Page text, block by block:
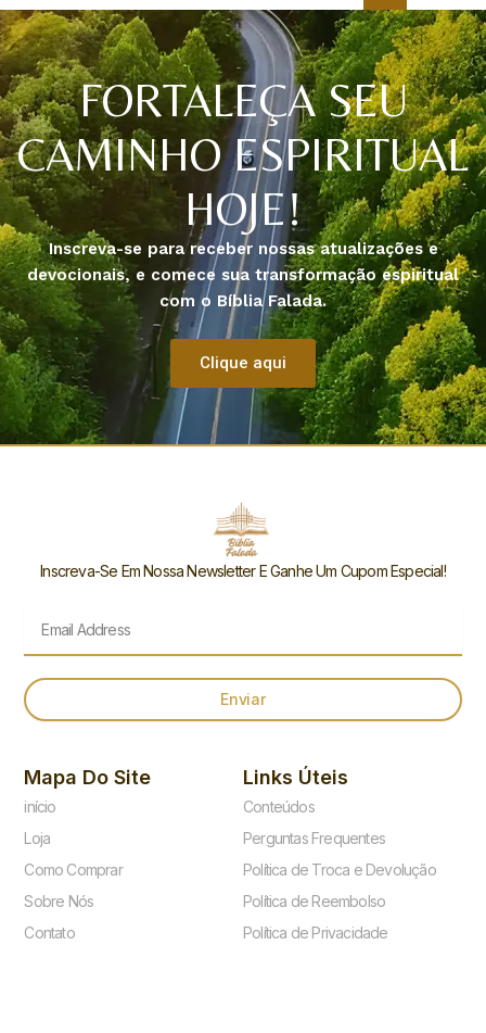
FORTALEÇA SEU
CAMINHO ESPIRITUAL
HOJE!
Inscreva-se para receber nossas atualizações e
devocionais, e comece sua transformação espiritual
com o Bíblia Falada.
Clique aqui
Inscreva-Se Em Nossa Newsletter E Ganhe Um Cupom Especial!
Enviar
Mapa Do Site
início
Loja
Como Comprar
Sobre Nós
Contato
Links Úteis
Conteúdos
Perguntas Frequentes
Política de Troca e Devolução
Política de Reembolso
Política de Privacidade